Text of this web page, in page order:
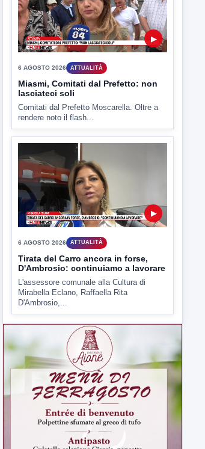
▶
6 AGOSTO 2026 ATTUALITÀ
Miasmi, Comitati dal Prefetto: non
lasciateci soli
Comitati dal Prefetto Moscarella. Oltre a
rendere noto il flash...
6 AGOSTO 2026 ATTUALITÀ
Tirata del Carro ancora in forse,
D'Ambrosio: continuiamo a lavorare
L'assessore comunale alla Cultura di
Mirabella Eclano, Raffaella Rita
D'Ambrosio,...